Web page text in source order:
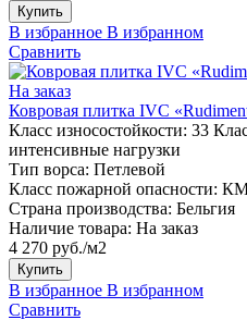
Купить
В избранное В избранном
Сравнить
На заказ
Ковровая плитка IVC
Класс износостойкости: 33
интенсивные нагрузки
Тип ворса: Петлевой
Класс пожарной опасности:
Страна производства: Бельгия
Наличие товара: На заказ
4 270 руб./м2
Купить
В избранное В избранном
Сравнить